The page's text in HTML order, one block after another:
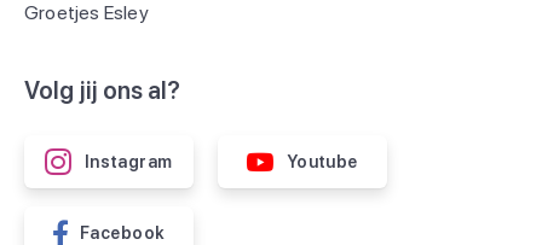
Groetjes Esley
Volg jij ons al?
Instagram Youtube
Facebook